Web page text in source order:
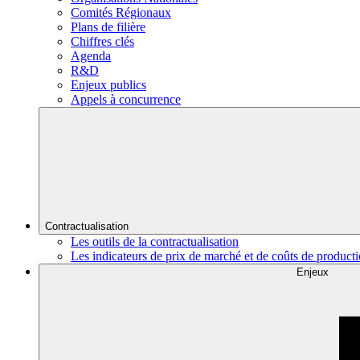
Comités Régionaux
Plans de filière
Chiffres clés
Agenda
R&D
Enjeux publics
Appels à concurrence
Contractualisation
Les outils de la contractualisation
Les indicateurs de prix de marché et de coûts de
Enjeux